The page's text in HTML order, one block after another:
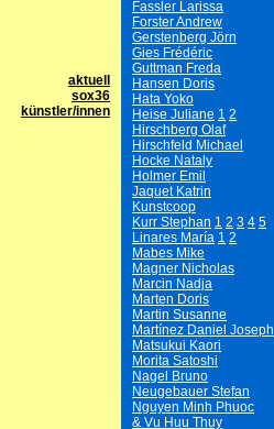
Fassler Larissa
Forster Andrew
Gerstenberg Jörn
Gies Frédéric
Guttman Freda
Hansen Doris
Hata Yoko
Heise Juliane 1 2
Hirschberg Olaf
Hirschfeld Michael
Hocke Nataly
Holmer Emil
Jaquet Katrin
Kunstcoop
Kurr Stephan 1 2 3 4 5
Linares María 1 2
Mabes Mike
Magner Nicholas
Marcin Nadja
Marten Doris
Martin Susanne
Martínez Daniel Joseph
Matsukui Kaori
Morita Satoshi
Nagel Bruno
Neugebauer Stefan
Nguyen Minh Phuoc
& Vu Huu Thuy
aktuell
sox36
künstler/innen